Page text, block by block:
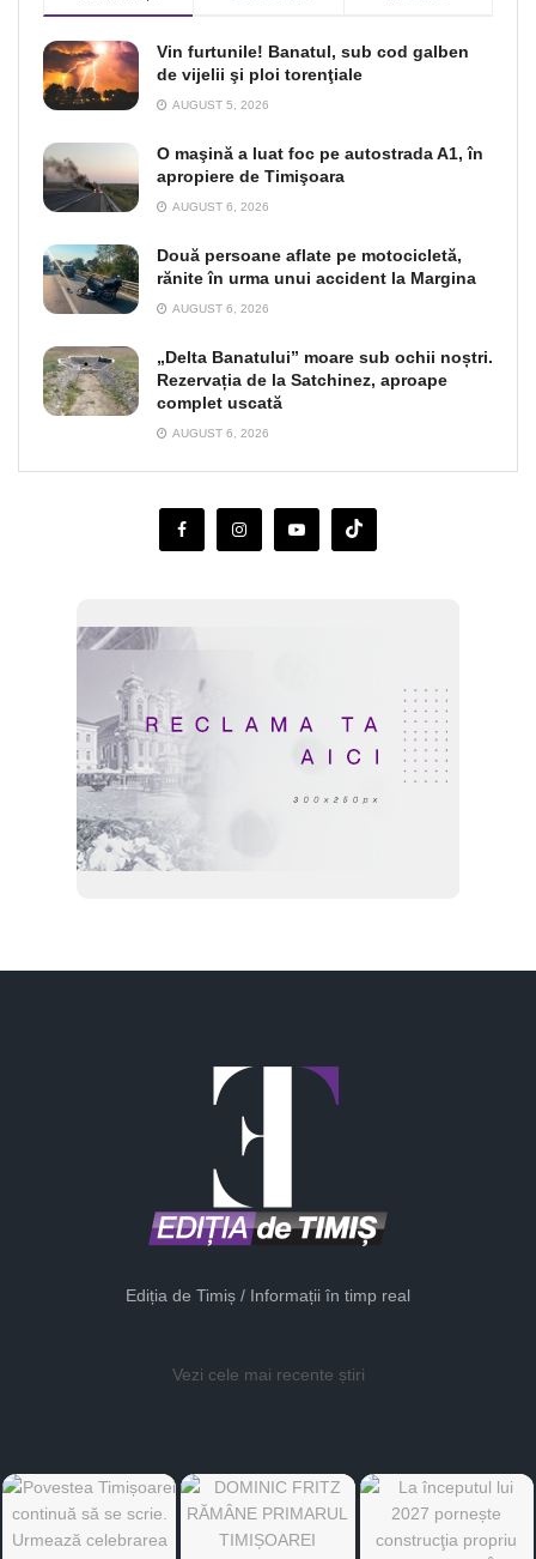
Vin furtunile! Banatul, sub cod galben
de vijelii şi ploi torenţiale
AUGUST 5, 2026
O maşină a luat foc pe autostrada A1, în
apropiere de Timişoara
AUGUST 6, 2026
Două persoane aflate pe motocicletă,
rănite în urma unui accident la Margina
AUGUST 6, 2026
„Delta Banatului” moare sub ochii noștri.
Rezervația de la Satchinez, aproape
complet uscată
AUGUST 6, 2026
Ediția de Timiș / Informații în timp real
Vezi cele mai recente știri